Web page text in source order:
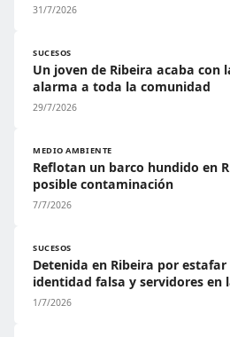
31/7/2026
SUCESOS
Un joven de Ribeira acaba con
alarma a toda la comunidad
29/7/2026
MEDIO AMBIENTE
Reflotan un barco hundido en
posible contaminación
7/7/2026
SUCESOS
Detenida en Ribeira por estafar
identidad falsa y servidores en
1/7/2026